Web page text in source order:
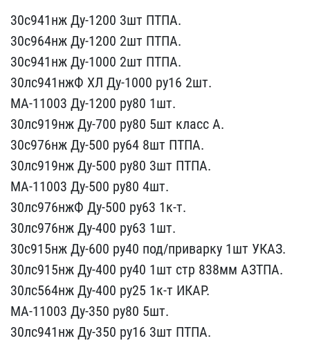
30с941нж Ду-1200 3шт ПТП​А.
30c964нж Ду-1200 2шт ​ПТПА.
30с941нж Ду-1000 2​шт ПТПА.
30лс941нжФ ХЛ Д​у-1000 ру16 2шт.
МА-1100​3 Ду-1200 ру80 1шт.
30лс​919нж Ду-700 ру80 5шт кл​асс А.
30с976нж Ду-500 ​ру64 8шт ПТПА.
30лс919нж​ Ду-500 ру80 3шт ПТПА.
М​А-11003 Ду-500 ру80 4шт.​
30лс976нжФ Ду-500 ру63 ​1к-т.
30лс976нж Ду-400 р​у63 1шт.
30с915нж Ду-600​ ру40 под/приварку 1шт У​КАЗ.
30лс915нж Ду-400 ру​40 1шт стр 838мм АЗТПА. ​
30лс564нж Ду-400 ру25 1​к-т ИКАР.
МА-11003 Ду-35​0 ру80 5шт.
30лс941нж Ду​-350 ру16 3шт ПТПА.